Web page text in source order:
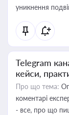
уникнення
Telegram
кейси,
Про що тема:
коментарі
- все, про що